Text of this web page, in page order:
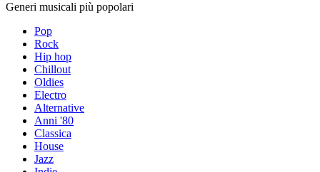
Generi musicali più popolari
Pop
Rock
Hip hop
Chillout
Oldies
Electro
Alternative
Anni '80
Classica
House
Jazz